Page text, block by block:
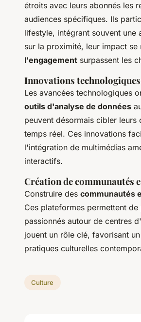
étroits avec leurs abonnés les
audiences spécifiques. Ils
lifestyle, intégrant souvent une
sur la proximité, leur impact
l'engagement surpassent les
Innovations
Les avancées technologiques
outils d'analyse de données
peuvent désormais cibler leurs
temps réel. Ces innovations
l'intégration de multimédias
interactifs.
Création de communautés
Construire des communautés
Ces plateformes permettent
passionnés autour de centres
jouent un rôle clé, favorisant
pratiques culturelles
Culture